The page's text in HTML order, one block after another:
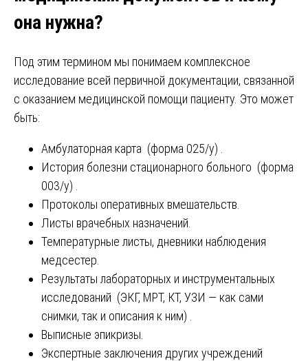
она нужна?
Под этим термином мы понимаем комплексное
исследование всей первичной документации, связанной
с оказанием медицинской помощи пациенту. Это может
быть:
Амбулаторная карта (форма 025/у) .
История болезни стационарного больного (форма
003/у) .
Протоколы оперативных вмешательств.
Листы врачебных назначений.
Температурные листы, дневники наблюдения
медсестер.
Результаты лабораторных и инструментальных
исследований (ЭКГ, МРТ, КТ, УЗИ — как сами
снимки, так и описания к ним) .
Выписные эпикризы.
Экспертные заключения других учреждений